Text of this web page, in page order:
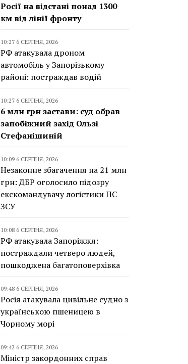
Росії на відстані понад 1300
км від лінії фронту
10:27 6 СЕРПНЯ, 2026
РФ атакувала дроном
автомобіль у Запорізькому
районі: постраждав водій
10:27 6 СЕРПНЯ, 2026
6 млн грн застави: суд обрав
запобіжний захід Ользі
Стефанішиній
10:09 6 СЕРПНЯ, 2026
Незаконне збагачення на 21 млн
грн: ДБР оголосило підозру
екскомандувачу логістики ПС
ЗСУ
10:08 6 СЕРПНЯ, 2026
РФ атакувала Запоріжжя:
постраждали четверо людей,
пошкоджена багатоповерхівка
09:48 6 СЕРПНЯ, 2026
Росія атакувала цивільне судно з
українською пшеницею в
Чорному морі
09:42 6 СЕРПНЯ, 2026
Міністр закордонних справ